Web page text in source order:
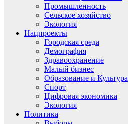
Промышленность
Сельское хозяйство
Экология
Нацпроекты
Городская среда
Демография
Здравоохранение
Малый бизнес
Образование и Культура
Спорт
Цифровая экономика
Экология
Политика